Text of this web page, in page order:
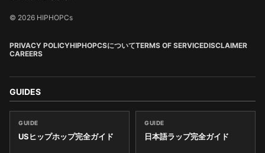
© 2026 HIPHOPCs
PRIVACY POLICYHIPHOPCSについてTERMS OF SERVICEDISCLAIMER
CAREERS
GUIDES
GUIDE
USヒップホップ完全ガイド
GUIDE
日本語ラップ完全ガイド